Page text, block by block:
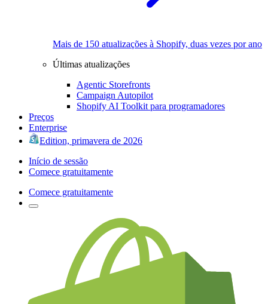
Mais de 150 atualizações à Shopify, duas vezes por ano
Últimas atualizações
Agentic Storefronts
Campaign Autopilot
Shopify AI Toolkit para programadores
Preços
Enterprise
Edition, primavera de 2026
Início de sessão
Comece gratuitamente
Comece gratuitamente